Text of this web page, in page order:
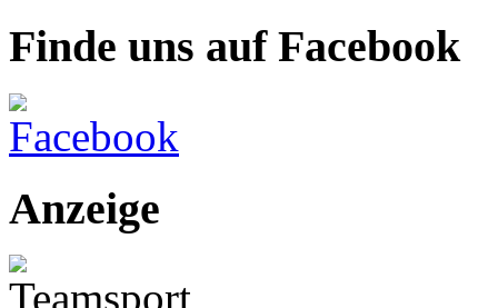
Finde uns auf Facebook
Anzeige